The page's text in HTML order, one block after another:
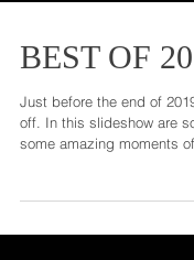
BEST OF
Just before the end of
off. In this slideshow are